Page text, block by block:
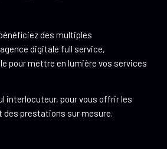
des multiples
digitale full service,
pour mettre en lumière vos services
interlocuteur, pour vous offrir les
des prestations sur mesure.